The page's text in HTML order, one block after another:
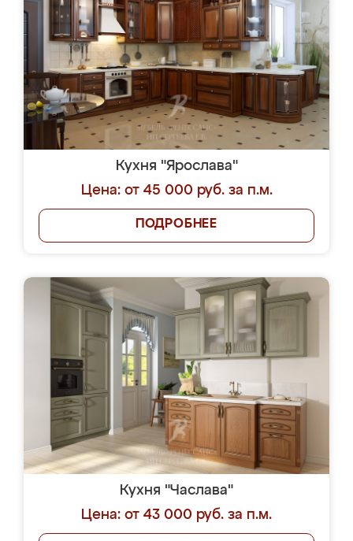
Кухня "Ярослава"
Цена: от 45 000 руб. за п.м.
ПОДРОБНЕЕ
Кухня "Часлава"
Цена: от 43 000 руб. за п.м.